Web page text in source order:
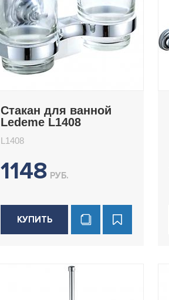
Стакан для ванной
Ledeme L1408
L1408
1148 РУБ.
КУПИТЬ